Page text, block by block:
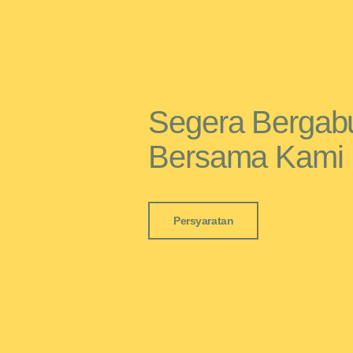
Segera
Bersama Kami
Persyaratan